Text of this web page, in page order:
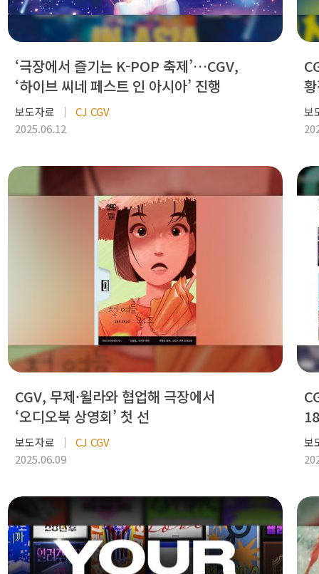
‘극장에서 즐기는 K-POP 축제’…CGV,
‘하이브 씨네 페스트 인 아시아’ 진행
보도자료
CJ CGV
2025.06.12
보
CGV, 무제·윌라와 협업해 극장에서
‘오디오북 상영회’ 첫 선
보도자료
CJ CGV
2025.06.09
보